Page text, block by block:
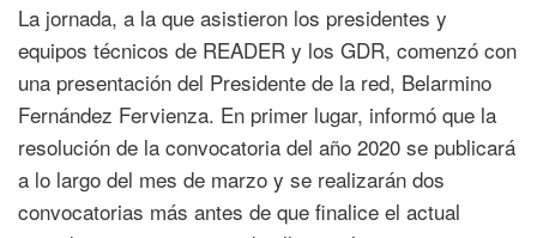
La jornada, a la que asistieron los presidentes y
equipos técnicos de READER y los GDR, comenzó con
una presentación del Presidente de la red, Belarmino
Fernández Fervienza. En primer lugar, informó que la
resolución de la convocatoria del año 2020 se publicará
a lo largo del mes de marzo y se realizarán dos
convocatorias más antes de que finalice el actual